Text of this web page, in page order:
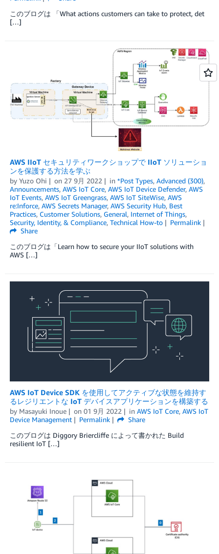
このブログは 「What actions customers can take to protect, det
[…]
AWS IIoT セキュリティワークショップで IIoT ソリューショ
ンを保護する方法を学ぶ
by Yuzo Ohi on 27 9月 2022 in *Post Types, Advanced (300),
Announcements, AWS IoT Core, AWS IoT Device Defender, AWS
IoT Events, AWS IoT Greengrass, AWS IoT SiteWise, AWS
re:Inforce, AWS Secrets Manager, AWS Security Hub, Best
Practices, Customer Solutions, General, Internet of Things,
Security, Identity, & Compliance, Technical How-to
Permalink
Share
このブログは「Learn how to secure your IIoT solutions with
AWS […]
AWS IoT Device SDK を使用してアクティブな状態を維持す
るレジリエントな IoT デバイスアプリケーションを構築する
by Masayuki Inoue on 01 9月 2022 in AWS IoT Core, AWS IoT
Device Management
Permalink
Share
このブログは Diggory Briercliffe によって書かれた Build
resilient IoT […]